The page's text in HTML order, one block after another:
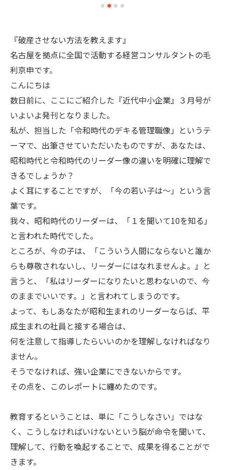
『破産させない方法を教えます』
名古屋を拠点に全国で活動する経営コンサルタントの毛
利京申です。
こんにちは
数日前に、ここにご紹介した『近代中小企業』３月号が
いよいよ発刊となりました。
私が、担当した「令和時代のデキる管理職像」というテ
ーマで、出筆させていただいたものですが、あなたは、
昭和時代と令和時代のリーダー像の違いを明確に理解で
きるでしょうか？
よく耳にすることですが、「今の若い子は～」という言
葉です。
我々、昭和時代のリーダーは、「１を聞いて10を知る」
と言われた時代でした。
ところが、今の子は、「こういう人間にならないと誰か
らも尊敬されないし、リーダーにはなれませんよ。』と
言うと、「私はリーダーになりたいと思わないので、今
のままでいいです。」と言われてしまうのです。
よって、もしあなたが昭和生まれのリーダーならば、平
成生まれの社員と接する場合は、
何を注意して指導したらいいのかを理解しなければなり
ません。
そうでなければ、強い企業にできないからです。
その点を、このレポートに纏めたのです。
教育するということは、単に「こうしなさい」ではな
く、こうしなければいけないという脳が命令を聞いて、
理解して、行動を喚起することで、成果を得ることがで
きます。